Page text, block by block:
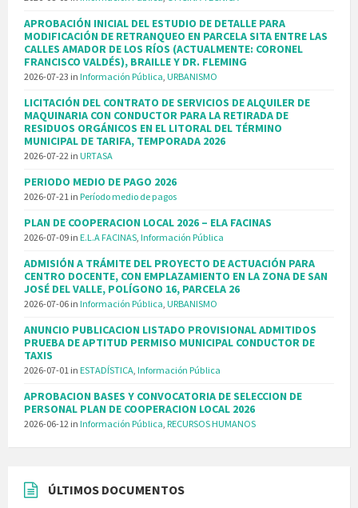
APROBACIÓN INICIAL DEL ESTUDIO DE DETALLE PARA
MODIFICACIÓN DE RETRANQUEO EN PARCELA SITA ENTRE LAS
CALLES AMADOR DE LOS RÍOS (ACTUALMENTE: CORONEL
FRANCISCO VALDÉS), BRAILLE Y DR. FLEMING
2026-07-23 in Información Pública, URBANISMO
LICITACIÓN DEL CONTRATO DE SERVICIOS DE ALQUILER DE
MAQUINARIA CON CONDUCTOR PARA LA RETIRADA DE
RESIDUOS ORGÁNICOS EN EL LITORAL DEL TÉRMINO
MUNICIPAL DE TARIFA, TEMPORADA 2026
2026-07-22 in URTASA
PERIODO MEDIO DE PAGO 2026
2026-07-21 in Período medio de pagos
PLAN DE COOPERACION LOCAL 2026 – ELA FACINAS
2026-07-09 in E.L.A FACINAS, Información Pública
ADMISIÓN A TRÁMITE DEL PROYECTO DE ACTUACIÓN PARA
CENTRO DOCENTE, CON EMPLAZAMIENTO EN LA ZONA DE SAN
JOSÉ DEL VALLE, POLÍGONO 16, PARCELA 26
2026-07-06 in Información Pública, URBANISMO
ANUNCIO PUBLICACION LISTADO PROVISIONAL ADMITIDOS
PRUEBA DE APTITUD PERMISO MUNICIPAL CONDUCTOR DE
TAXIS
2026-07-01 in ESTADÍSTICA, Información Pública
APROBACION BASES Y CONVOCATORIA DE SELECCION DE
PERSONAL PLAN DE COOPERACION LOCAL 2026
2026-06-12 in Información Pública, RECURSOS HUMANOS
ÚLTIMOS DOCUMENTOS